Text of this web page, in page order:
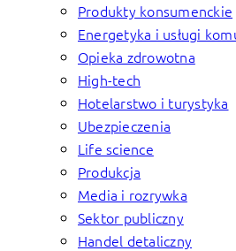
Produkty konsumenckie
Energetyka i usługi
Opieka zdrowotna
High-tech
Hotelarstwo i turystyka
Ubezpieczenia
Life science
Produkcja
Media i rozrywka
Sektor publiczny
Handel detaliczny